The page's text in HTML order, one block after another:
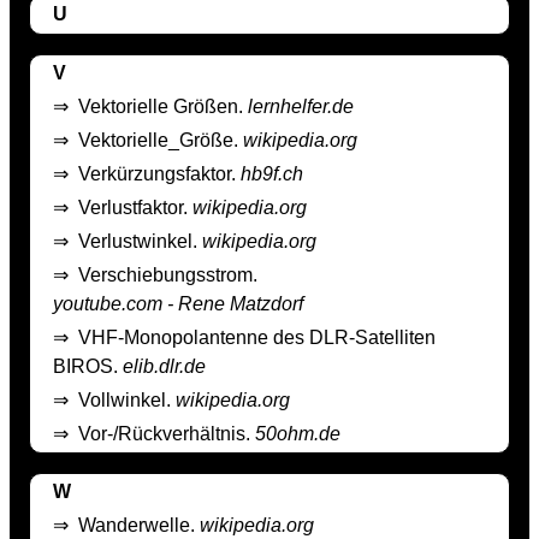
U
V
⇒ Vektorielle Größen. lernhelfer.de
⇒ Vektorielle_Größe. wikipedia.org
⇒ Verkürzungsfaktor. hb9f.ch
⇒ Verlustfaktor. wikipedia.org
⇒ Verlustwinkel. wikipedia.org
⇒ Verschiebungsstrom.
youtube.com - Rene Matzdorf
⇒ VHF-Monopolantenne des DLR-Satelliten
BIROS. elib.dlr.de
⇒ Vollwinkel. wikipedia.org
⇒ Vor-/Rückverhältnis. 50ohm.de
W
⇒ Wanderwelle. wikipedia.org